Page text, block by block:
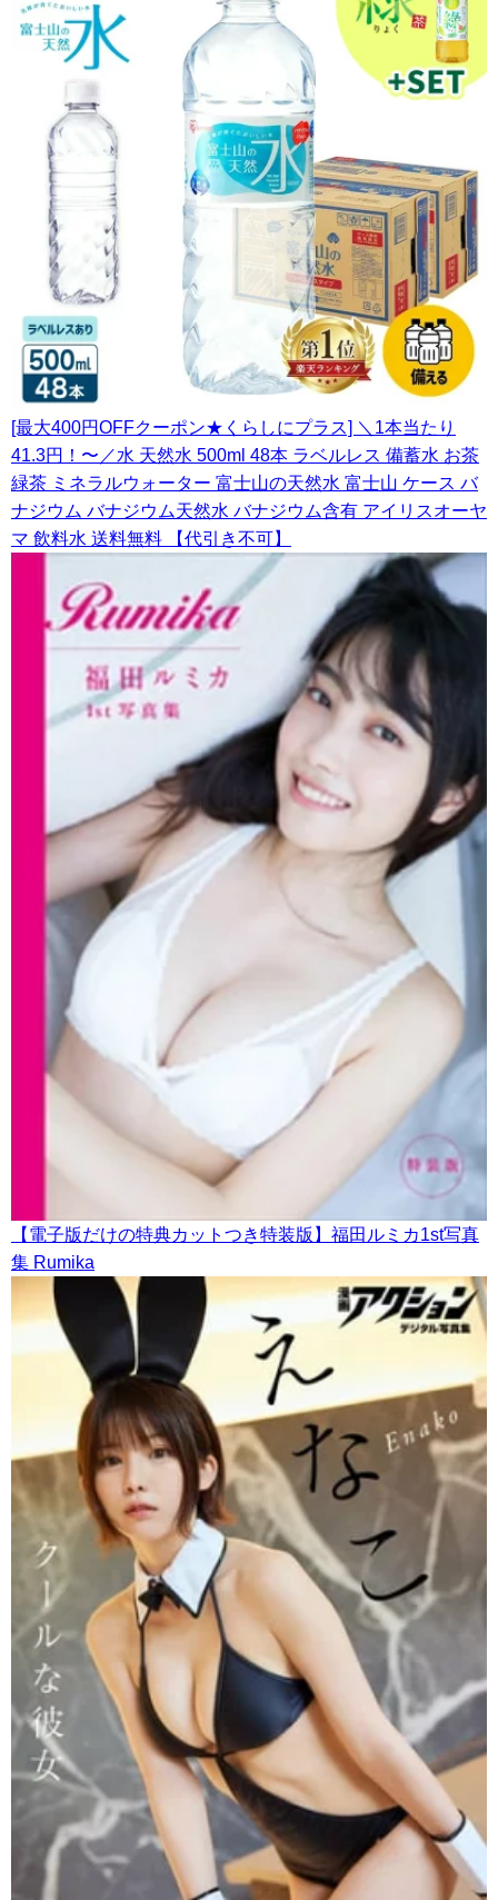
[最大400円OFFクーポン★くらしにプラス] ＼1本当たり
41.3円！〜／水 天然水 500ml 48本 ラベルレス 備蓄水 お茶
緑茶 ミネラルウォーター 富士山の天然水 富士山 ケース バ
ナジウム バナジウム天然水 バナジウム含有 アイリスオーヤ
マ 飲料水 送料無料 【代引き不可】
【電子版だけの特典カットつき特装版】福田ルミカ1st写真
集 Rumika